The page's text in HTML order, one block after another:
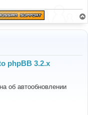
phpBB 3.2.x
об автообновлении